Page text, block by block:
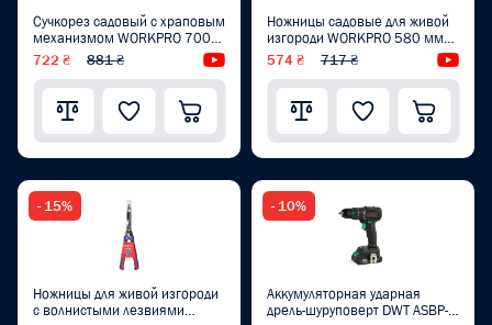
Сучкорез садовый с храповым
механизмом WORKPRO 700
мм PRO WP332020
722 ₴ 881 ₴ Видеообзор
Ножницы садовые для живой
изгороди WORKPRO 580 мм
PRO WP332016
574 ₴ 717 ₴
- 15%
Ножницы для живой изгороди
с волнистыми лезвиями
- 10%
Аккумуляторная ударная
дрель-шуруповерт DWT ASBP-